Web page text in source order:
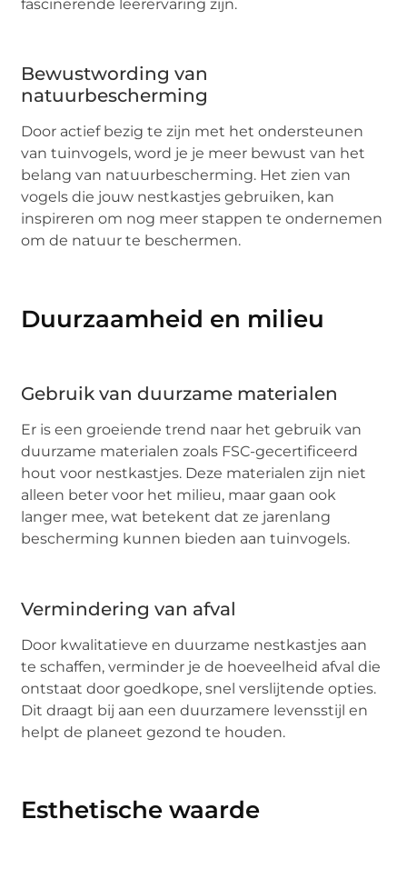
fascinerende leerervaring zijn.
Bewustwording van
natuurbescherming
Door actief bezig te zijn met het ondersteunen
van tuinvogels, word je je meer bewust van het
belang van natuurbescherming. Het zien van
vogels die jouw nestkastjes gebruiken, kan
inspireren om nog meer stappen te ondernemen
om de natuur te beschermen.
Duurzaamheid en milieu
Gebruik van duurzame materialen
Er is een groeiende trend naar het gebruik van
duurzame materialen zoals FSC-gecertificeerd
hout voor nestkastjes. Deze materialen zijn niet
alleen beter voor het milieu, maar gaan ook
langer mee, wat betekent dat ze jarenlang
bescherming kunnen bieden aan tuinvogels.
Vermindering van afval
Door kwalitatieve en duurzame nestkastjes aan
te schaffen, verminder je de hoeveelheid afval die
ontstaat door goedkope, snel verslijtende opties.
Dit draagt bij aan een duurzamere levensstijl en
helpt de planeet gezond te houden.
Esthetische waarde